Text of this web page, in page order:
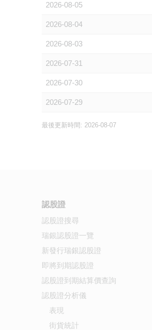
2026-08-05
2026-08-04
2026-08-03
2026-07-31
2026-07-30
2026-07-29
最後更新時間: 2026-08-07
認股證
認股證搜尋
瑞銀認股證一覽
新發行瑞銀認股證
即將到期認股證
認股證到期結算價查詢
認股證分析儀
表現
街貨統計